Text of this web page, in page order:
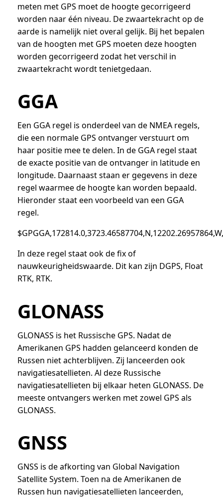
meten met GPS moet de hoogte gecorrigeerd
worden naar één niveau. De zwaartekracht op de
aarde is namelijk niet overal gelijk. Bij het bepalen
van de hoogten met GPS moeten deze hoogten
worden gecorrigeerd zodat het verschil in
zwaartekracht wordt tenietgedaan.
GGA
Een GGA regel is onderdeel van de NMEA regels,
die een normale GPS ontvanger verstuurt om
haar positie mee te delen. In de GGA regel staat
de exacte positie van de ontvanger in latitude en
longitude. Daarnaast staan er gegevens in deze
regel waarmee de hoogte kan worden bepaald.
Hieronder staat een voorbeeld van een GGA
regel.
In deze regel staat ook de fix of
nauwkeurigheidswaarde. Dit kan zijn DGPS, Float
RTK, RTK.
GLONASS
GLONASS is het Russische GPS. Nadat de
Amerikanen GPS hadden gelanceerd konden de
Russen niet achterblijven. Zij lanceerden ook
navigatiesatellieten. Al deze Russische
navigatiesatellieten bij elkaar heten GLONASS. De
meeste ontvangers werken met zowel GPS als
GLONASS.
GNSS
GNSS is de afkorting van Global Navigation
Satellite System. Toen na de Amerikanen de
Russen hun navigatiesatellieten lanceerden,